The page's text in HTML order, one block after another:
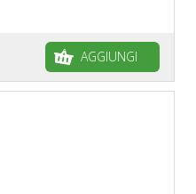
AGGIUNGI